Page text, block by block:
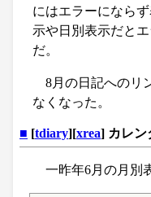
にはエラーになら
示や日別表示だと
だ。
8月の日記へのリ
なくなった。
■ [tdiary][xrea] カレン
一昨年6月の月別